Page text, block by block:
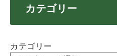
カテゴリー
カテゴリー